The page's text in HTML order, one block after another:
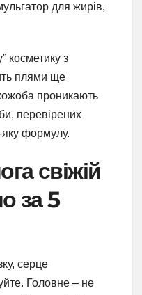
для жирів,
косметику з
плями ще
проникають
перевірених
формулу.
свіжій
за 5
серце
Головне – не